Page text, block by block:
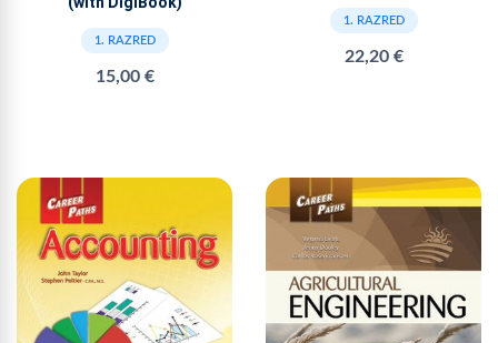
1. RAZRED
15,00 €
1. RAZRED
22,20 €